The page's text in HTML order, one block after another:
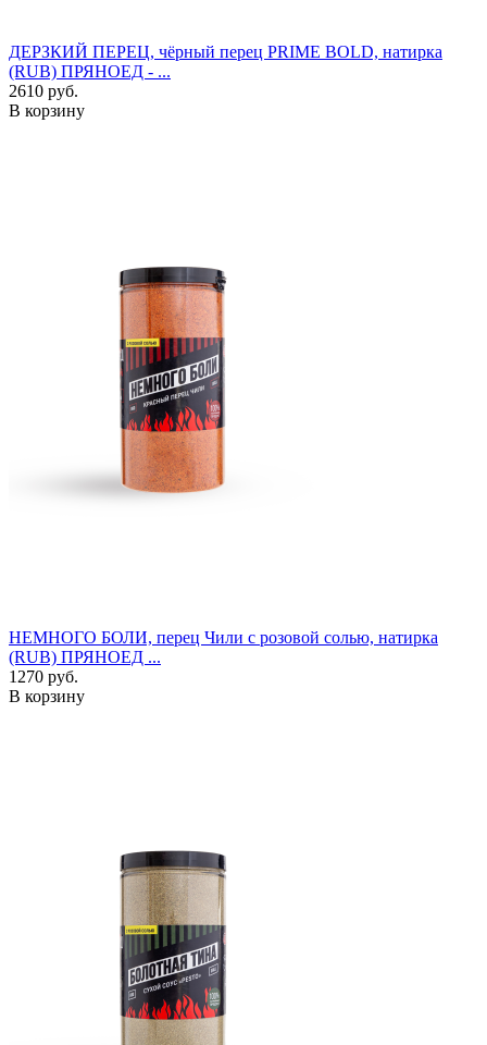
ДЕРЗКИЙ ПЕРЕЦ, чёрный перец PRIME BOLD, натирка
(RUB) ПРЯНОЕД - ...
2610 руб.
В корзину
НЕМНОГО БОЛИ, перец Чили с розовой солью, натирка
(RUB) ПРЯНОЕД ...
1270 руб.
В корзину